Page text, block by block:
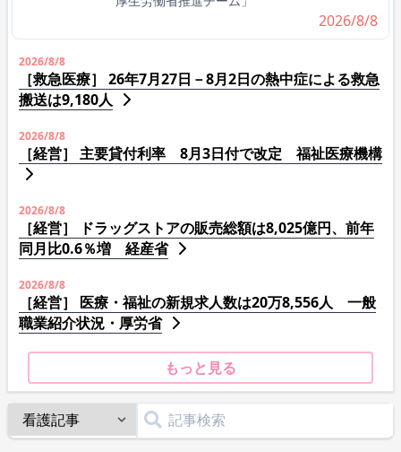
2026/8/8
2026/8/8
［救急医療］ 26年7月27日－8月2日の熱中症による救急
搬送は9,180人
2026/8/8
［経営］ 主要貸付利率 8月3日付で改定 福祉医療機構
2026/8/8
［経営］ ドラッグストアの販売総額は8,025億円、前年
同月比0.6％増 経産省
2026/8/8
［経営］ 医療・福祉の新規求人数は20万8,556人 一般
職業紹介状況・厚労省
もっと見る